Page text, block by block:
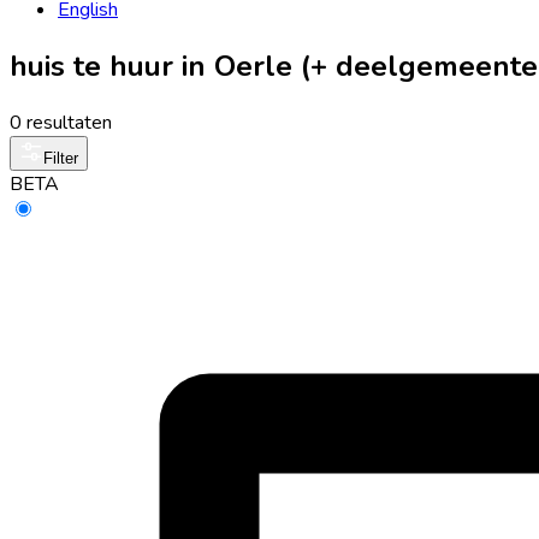
English
huis te huur in Oerle (+
0 resultaten
Filter
BETA